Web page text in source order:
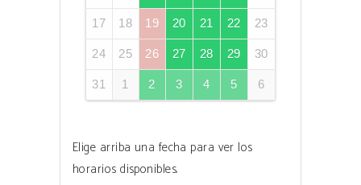
17 18 19 20 21 22 23
24 25 26 27 28 29 30
31 1 2 3 4 5 6
Elige arriba una fecha para ver los
horarios disponibles.